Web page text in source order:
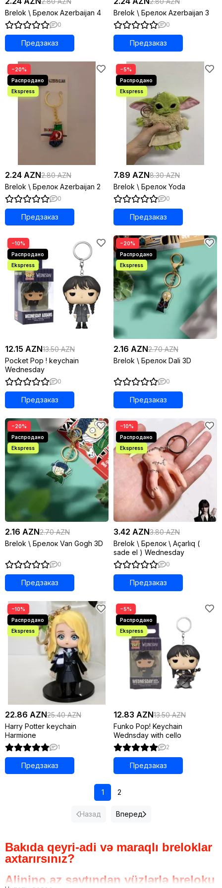
Brelok \ Брелок Azerbaijan 4
0
Предзаказ
Brelok \ Брелок Azerbaijan 3
0
Предзаказ
−20%
2.24 AZN2.80 AZN
Brelok \ Брелок Azerbaijan 2
0
Предзаказ
−5%
7.89 AZN8.30 AZN
Brelok \ Брелок Yoda
0
Предзаказ
−10%
12.15 AZN13.50 AZN
Pocket Pop ! keychain
Wednesday
0
Предзаказ
−20%
2.16 AZN2.70 AZN
Brelok \ Брелок Dali 3D
0
Предзаказ
−20%
2.16 AZN2.70 AZN
Brelok \ Брелок Van Gogh 3D
0
Предзаказ
−10%
3.42 AZN3.80 AZN
Brelok \ Брелок \ Açarlıq (
sade el ) Wednesday
0
Предзаказ
−10%
22.86 AZN25.40 AZN
Harry Potter keychain
Harmione
1
Предзаказ
−5%
12.83 AZN13.50 AZN
Funko Pop! Keychain
Wednsday with cello
2
Предзаказ
Назад
1 2
Вперед
Bakıda qeyri-adi və maraqlı breloklar
axtarırsınız?
Alinino.az saytından yüzlərlə breloku